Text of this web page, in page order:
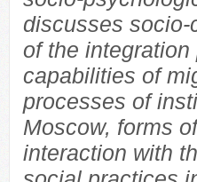
discusses socio-
of the
capabilities of
processes of
Moscow, forms
interaction with